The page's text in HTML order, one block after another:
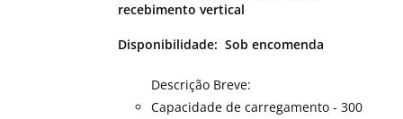
recebimento vertical
Disponibilidade: Sob encomenda
Descrição Breve:
Capacidade de carregamento - 300